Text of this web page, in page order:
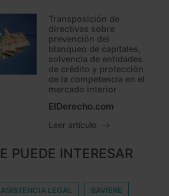
Transposición de
directivas sobre
prevención del
blanqueo de capitales,
solvencia de entidades
de crédito y protección
de la competencia en el
mercado interior
ElDerecho.com
Leer artículo
PUEDE INTERESAR
ASISTENCIA LEGAL BAVIERE